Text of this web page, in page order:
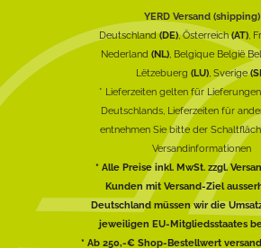
YERD Versand (shipping)
Deutschland(DE), Österreich(AT),
Nederland (NL), Belgique België
Lëtzebuerg (LU), Sverige
* Lieferzeiten gelten für
Deutschlands, Lieferzeiten für
entnehmen Sie bitte der
Versandinformationen
* Alle Preise inkl. MwSt. zzgl.
Kunden mit Versand-Ziel
Deutschland müssen wir die
jeweiligen EU-Mitgliedsstaates
* Ab 250,-€ Shop-Bestellwert